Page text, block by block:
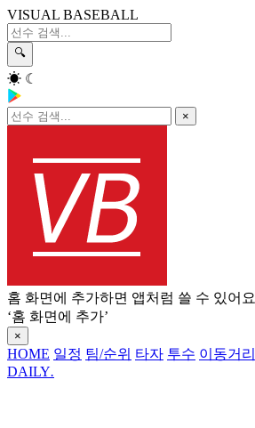
VISUAL BASEBALL
🔍
☀ ☾
×
홈 화면에 추가하면 앱처럼 쓸 수 있어요
‘홈 화면에 추가’
×
HOME 일정 팀/순위 타자 투수 이동거리
DAILY.